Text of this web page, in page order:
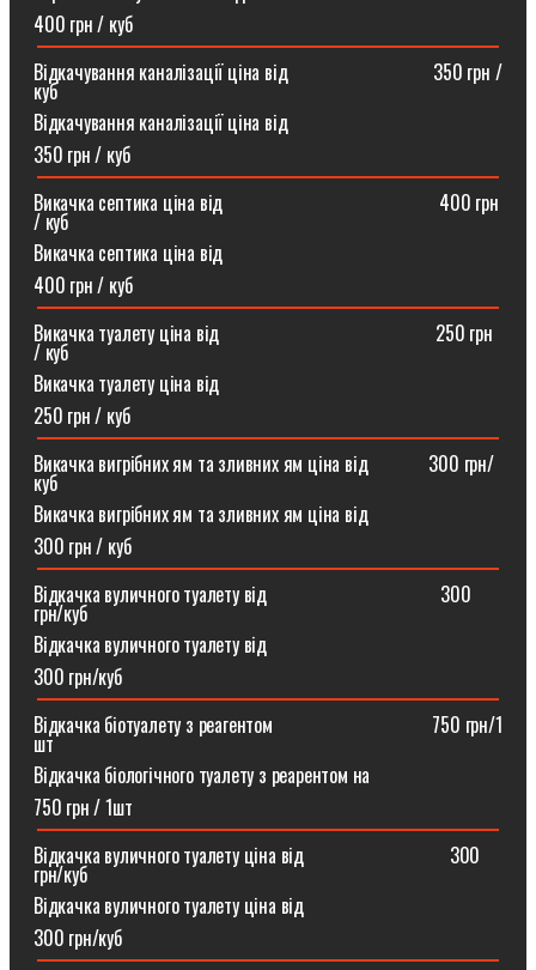
400 грн / куб
Відкачування каналізації ціна від ⠀⠀⠀⠀⠀⠀⠀⠀⠀⠀350 грн /
куб
Відкачування каналізації ціна від
350 грн / куб
Викачка септика ціна від ⠀⠀⠀⠀⠀⠀⠀⠀⠀⠀⠀⠀⠀⠀⠀400 грн
/ куб
Викачка септика ціна від
400 грн / куб
Викачка туалету ціна від ⠀⠀⠀⠀⠀⠀⠀⠀⠀⠀⠀⠀⠀⠀⠀250 грн
/ куб⠀
Викачка туалету ціна від
250 грн / куб
Викачка вигрібних ям та зливних ям ціна від ⠀⠀⠀⠀300 грн/
куб
Викачка вигрібних ям та зливних ям ціна від
300 грн / куб
Відкачка вуличного туалету від ⠀⠀⠀⠀⠀⠀⠀⠀⠀⠀⠀⠀300
грн/куб
Відкачка вуличного туалету від
300 грн/куб
Відкачка біотуалету з реагентом ⠀⠀⠀⠀⠀⠀⠀⠀⠀⠀⠀750 грн/1
шт
Відкачка біологічного туалету з реарентом на
750 грн / 1шт
Відкачка вуличного туалету ціна від ⠀⠀⠀⠀⠀⠀⠀⠀⠀⠀300
грн/куб
Відкачка вуличного туалету ціна від
300 грн/куб